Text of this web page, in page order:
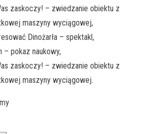
zaskoczy! – zwiedzanie obiektu z
maszyny wyciągowej,
Dinożarła – spektakl,
– pokaz naukowy,
zaskoczy! – zwiedzanie obiektu z
maszyny wyciągowej.